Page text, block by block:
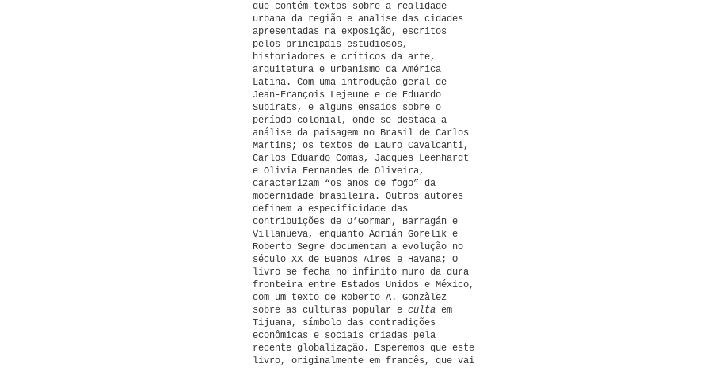
que contém textos sobre a realidade
urbana da região e analise das cidades
apresentadas na exposição, escritos
pelos principais estudiosos,
historiadores e críticos da arte,
arquitetura e urbanismo da América
Latina. Com uma introdução geral de
Jean-François Lejeune e de Eduardo
Subirats, e alguns ensaios sobre o
período colonial, onde se destaca a
análise da paisagem no Brasil de Carlos
Martins; os textos de Lauro Cavalcanti,
Carlos Eduardo Comas, Jacques Leenhardt
e Olivia Fernandes de Oliveira,
caracterizam “os anos de fogo” da
modernidade brasileira. Outros autores
definem a especificidade das
contribuições de O’Gorman, Barragán e
Villanueva, enquanto Adrián Gorelik e
Roberto Segre documentam a evolução no
século XX de Buenos Aires e Havana; O
livro se fecha no infinito muro da dura
fronteira entre Estados Unidos e México,
com um texto de Roberto A. Gonzàlez
sobre as culturas popular e culta em
Tijuana, símbolo das contradições
econômicas e sociais criadas pela
recente globalização. Esperemos que este
livro, originalmente em francês, que vai